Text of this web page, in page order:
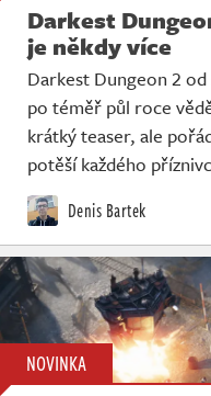
Darkest
je někdy více
Darkest Dungeon 2
po téměř půl roce
krátký teaser, ale
potěší každého
Denis Bartek
NOVINKA